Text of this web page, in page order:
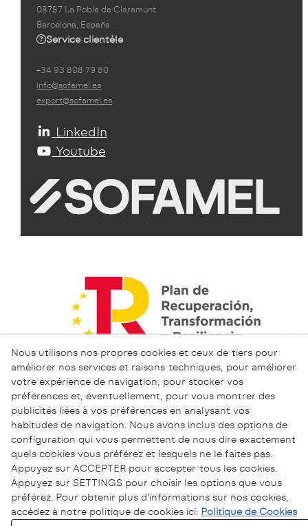
08787 La Pobla de Claramunt
Barcelona, España
Service clientèle
+34 93 808 79 80
info@sofamel.es
export@sofamel.es
LinkedIn
Youtube
Politique de Confidentialité
Nous utilisons nos propres cookies et ceux de tiers pour
améliorer nos services et raisons techniques, pour améliorer
votre expérience de navigation, pour stocker vos
préférences et, éventuellement, pour vous montrer des
publicités liées à vos préférences en analysant vos
habitudes de navigation. Nous avons inclus des options de
configuration qui vous permettent de nous dire exactement
quels cookies vous préférez et lesquels ne le faites pas.
Appuyez sur ACCEPTER pour accepter tous les cookies.
Appuyez sur SETTINGS pour choisir les options que vous
préférez. Pour obtenir plus d'informations sur nos cookies,
accédez à notre politique de cookies ici: Politique de Cookies